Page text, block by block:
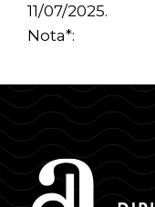
11/07/2025.
Nota*: